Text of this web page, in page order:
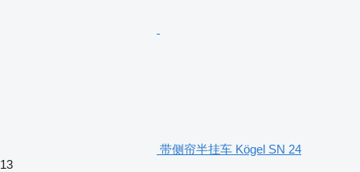
带侧帘半挂车 Kögel SN 24
13